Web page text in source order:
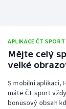
Rychlostní
APLIKACE ČT SPORT
Mějte celý
velké
S mobilní aplikací,
máte ČT sport
bonusový obsah